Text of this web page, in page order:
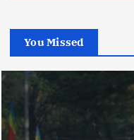
You Missed